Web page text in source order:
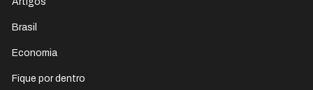
Brasil
Economia
Fique por dentro